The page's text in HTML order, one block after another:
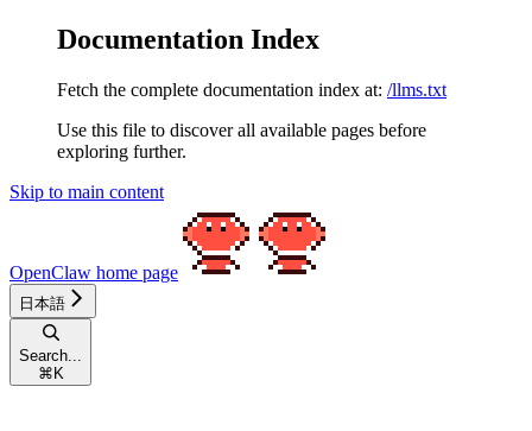
Documentation Index
Fetch the complete documentation index at: /llms.txt
Use this file to discover all available pages before
exploring further.
Skip to main content
OpenClaw home page
日本語
Search...
⌘ K